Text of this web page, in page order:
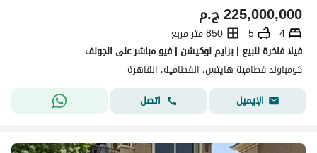
ج.م225,000,000
4
5
850 متر مربع
فيلا فاخرة للبيع | برايم لوكيشن | فيو مباشر على الجولف
كومباوند قطامية هايتس، القطامية، القاهرة
الإيميل
اتصل